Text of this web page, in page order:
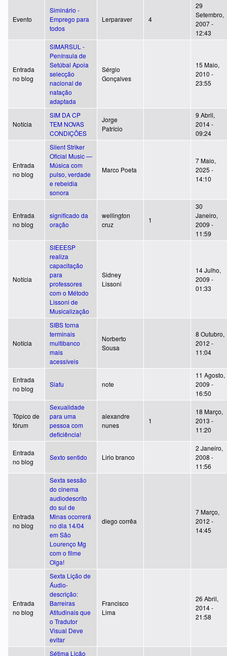
Evento
Siminário -
Emprego para
todos
Lerparaver 4
29
Setembro,
2007 -
12:43
Entrada
no blog
SIMARSUL -
Península de
Setúbal Apoia
selecção
nacional de
natação
adaptada
Sérgio
Gonçalves
15 Maio,
2010 -
23:55
Notícia
SIM DA CP
TEM NOVAS
CONDIÇÕES
Jorge
Patrício
9 Abril,
2014 -
09:24
Entrada
no blog
Silent Striker
Oficial Music —
Música com
pulso, verdade
e rebeldia
sonora
Marco Poeta
7 Maio,
2025 -
14:10
Entrada
no blog
significado da
oração
wellington
cruz
1
30
Janeiro,
2009 -
11:59
Notícia
SIEEESP
realiza
capacitação
para
professores
com o Método
Lissoni de
Musicalização
Sidney
Lissoni
14 Julho,
2009 -
01:33
Notícia
SIBS torna
terminais
multibanco
mais
acessíveis
Norberto
Sousa
8 Outubro,
2012 -
11:04
Entrada
no blog
Siafu note
11 Agosto,
2009 -
16:50
Tópico de
fórum
Sexualidade
para uma
pessoa com
deficiência!
alexandre
nunes
1
18 Março,
2013 -
11:20
Entrada
no blog
Sexto sentido Lirio branco
2 Janeiro,
2008 -
11:56
Entrada
no blog
Sexta sessão
do cinema
audiodescrito
do sul de
Minas ocorrerá
no dia 14/04
em São
Lourenço Mg
com o filme
Olga!
diego corrêa
7 Março,
2012 -
14:45
Entrada
no blog
Sexta Lição de
Áudio-
descrição:
Barreiras
Atitudinais que
o Tradutor
Visual Deve
evitar
Francisco
Lima
26 Abril,
2014 -
21:58
Sétima Lição